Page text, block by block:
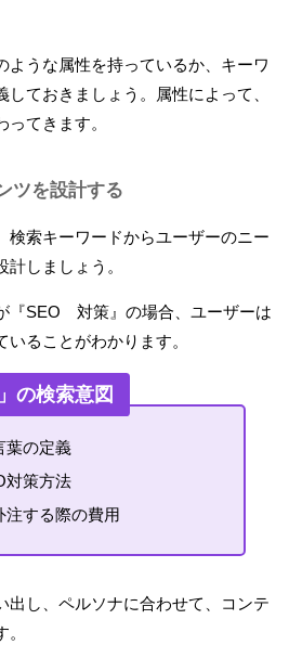
ような属性を持っているか、キーワ
ておきましょう。属性によって、
てきます。
ツを設計する
検索キーワードからユーザーのニー
計しましょう。
『SEO 対策』の場合、ユーザーは
いることがわかります。
の検索意図
葉の定義
対策方法
注する際の費用
出し、ペルソナに合わせて、コンテ